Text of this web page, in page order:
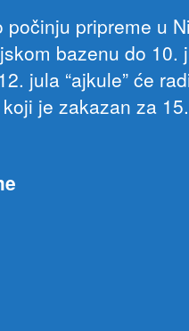
pripreme u
bazenu do 10.
jula “ajkule” će
je zakazan za